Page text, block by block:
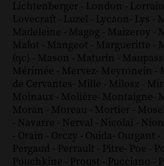
Lichtenberger - London - Lorrain
Lovecraft - Luzel - Lycaon- Lys -
Madeleine - Magog - Maizeroy -
Malot - Mangeot - Margueritte -
(qc) - Mason - Maturin -
Mérimée - Mervez- Meyronein -
de Cervantes- Mille - Milosz -
Moinaux - Molière- Montaigne-
Moran - Moreau - Mortier -
- Navarre - Nerval - Nicolaï - Nion
- Orain - Orczy - Ouida- Ourgant -
Pergaud - Perrault - Pitre- Poe -
Pouchkine - Proust - Pucciano -